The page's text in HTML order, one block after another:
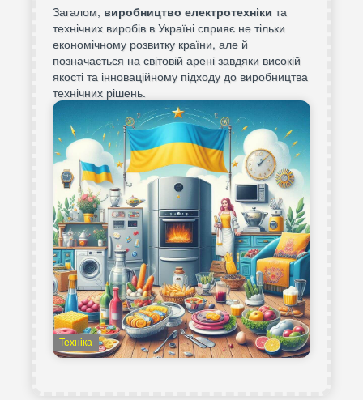
Загалом, виробництво електротехніки та
технічних виробів в Україні сприяє не тільки
економічному розвитку країни, але й
позначається на світовій арені завдяки високій
якості та інноваційному підходу до виробництва
технічних рішень.
Техніка